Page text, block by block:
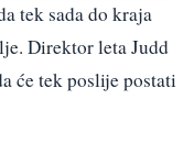
tek sada do kraja
Direktor leta Judd
će tek poslije postati